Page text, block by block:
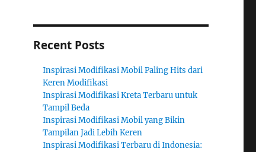
Recent Posts
Inspirasi Modifikasi Mobil Paling Hits dari
Keren Modifikasi
Inspirasi Modifikasi Kreta Terbaru untuk
Tampil Beda
Inspirasi Modifikasi Mobil yang Bikin
Tampilan Jadi Lebih Keren
Inspirasi Modifikasi Terbaru di Indonesia: